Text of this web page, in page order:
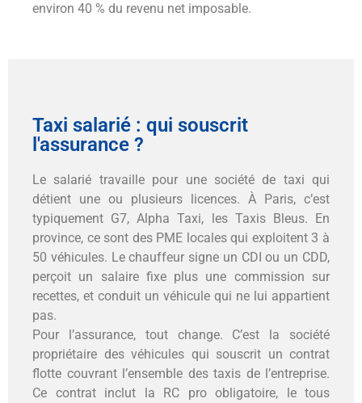
environ 40 % du revenu net imposable.
Taxi salarié : qui souscrit
l'assurance ?
Le salarié travaille pour une société de taxi qui
détient une ou plusieurs licences. À Paris, c’est
typiquement G7, Alpha Taxi, les Taxis Bleus. En
province, ce sont des PME locales qui exploitent 3 à
50 véhicules. Le chauffeur signe un CDI ou un CDD,
perçoit un salaire fixe plus une commission sur
recettes, et conduit un véhicule qui ne lui appartient
pas.
Pour l’assurance, tout change. C’est la société
propriétaire des véhicules qui souscrit un contrat
flotte couvrant l’ensemble des taxis de l’entreprise.
Ce contrat inclut la RC pro obligatoire, le tous